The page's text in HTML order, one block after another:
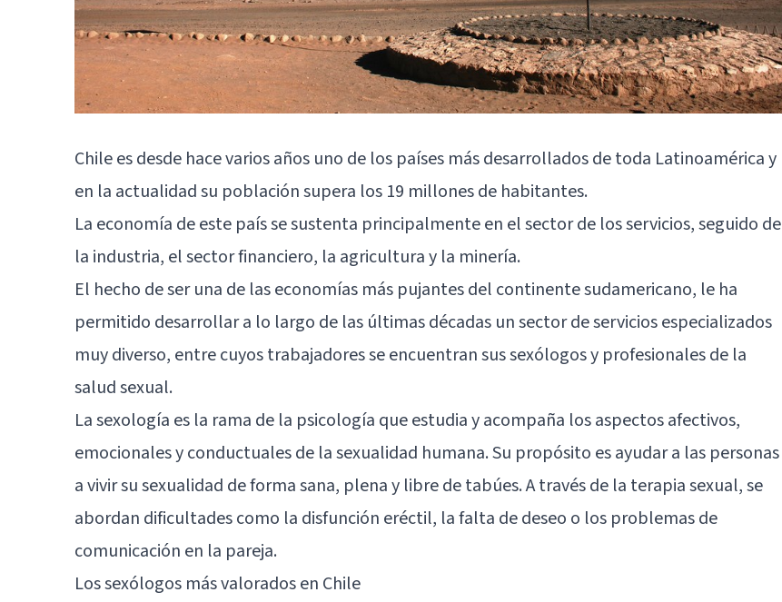
Chile es desde hace varios años uno de los países más desarrollados de toda Latinoamérica y
en la actualidad su población supera los 19 millones de habitantes.
La economía de este país se sustenta principalmente en el sector de los servicios, seguido de
la industria, el sector financiero, la agricultura y la minería.
El hecho de ser una de las economías más pujantes del continente sudamericano, le ha
permitido desarrollar a lo largo de las últimas décadas un sector de servicios especializados
muy diverso, entre cuyos trabajadores se encuentran sus sexólogos y profesionales de la
salud sexual.
La sexología es la rama de la psicología que estudia y acompaña los aspectos afectivos,
emocionales y conductuales de la sexualidad humana. Su propósito es ayudar a las personas
a vivir su sexualidad de forma sana, plena y libre de tabúes. A través de la terapia sexual, se
abordan dificultades como la disfunción eréctil, la falta de deseo o los problemas de
comunicación en la pareja.
Los sexólogos más valorados en Chile